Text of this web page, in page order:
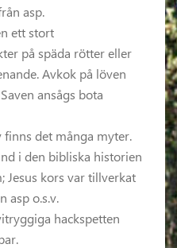
asp.
ett stort
på späda rötter eller
Avkok på löven
ansågs bota
finns det många myter.
i den bibliska historien
Jesus kors var tillverkat
asp o.s.v.
hackspetten